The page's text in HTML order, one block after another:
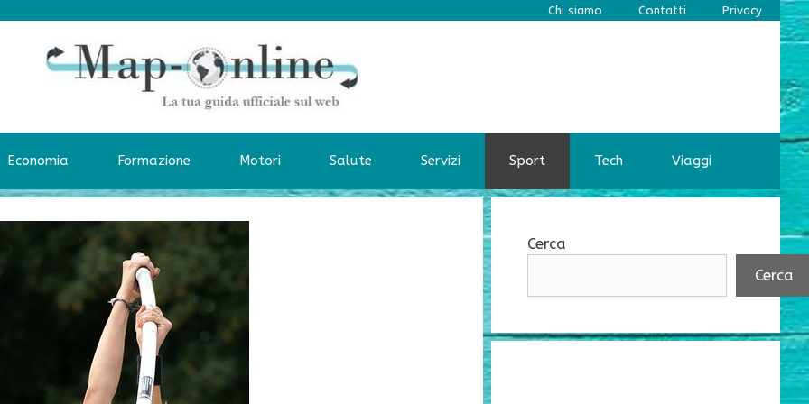
Chi siamo Contatti Privacy
Economia Formazione Motori Salute Servizi Sport Tech Viaggi
Cerca
Cerca